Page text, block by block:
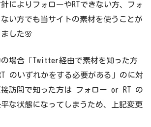
によりフォローやRTできない方、フォ
い方でも当サイトの素材を使うことが
した🌸
場合「Twitter経由で素材を知った方
のいずれかをする必要がある」のに対
接訪問で知った方は フォロー or RT の
な状態になってしまうため、上記変更